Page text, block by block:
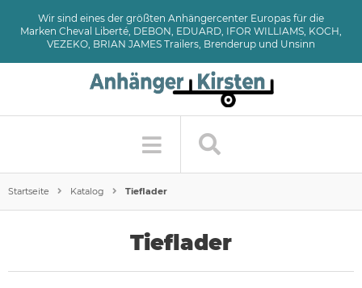
Wir sind eines der größten Anhängercenter Europas für die
Marken Cheval Liberté, DEBON, EDUARD, IFOR WILLIAMS, KOCH,
VEZEKO, BRIAN JAMES Trailers, Brenderup und Unsinn
Startseite Katalog Tieflader
Tieflader